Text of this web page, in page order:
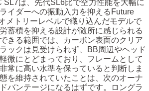
SL7は、先代SL6比で空力性能を大幅に
イダーへの振動入力を抑えるFuture
メトリーレベルで織り込んだモデルで
蓄積を抑える設計が随所に感じられる
きる範囲では、カーボン表面のクリア
ックは見受けられず、BB周辺やヘッド
微にとどまっており、フレームとして
常に高い水準を保っていると判断しま
を維持されていたことは、次のオーナ
バンテージになるはずです。ロングラ